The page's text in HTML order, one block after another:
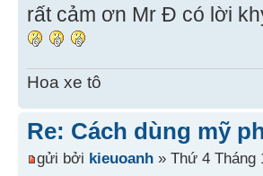
rất cảm ơn Mr Đ có lời
Hoa xe tô
Re: Cách dùng mỹ
gửi bởi kieuoanh » Thứ 4 Tháng